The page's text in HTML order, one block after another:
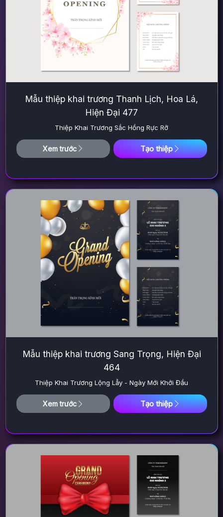
Mẫu thiệp khai trương Thanh Lịch, Hoa Lá,
Hiện Đại 477
Thiệp Khai Trương Sắc Hồng Rực Rỡ
Xem trước Tạo thiệp
Mẫu thiệp khai trương Sang Trọng, Hiện Đại
464
Thiệp Khai Trương Lộng Lẫy - Ngày Mới Khởi Đầu
Xem trước Tạo thiệp